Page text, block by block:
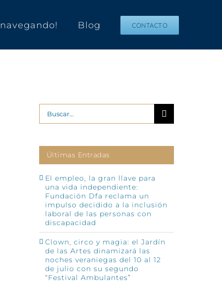
navegando! Blog CONTACTO
Buscar:
Últimas Entradas
El empleo, la gran llave para
una vida independiente:
Fundación Dfa reclama un
impulso decidido a la inclusión
laboral de las personas con
discapacidad
Clown, circo y magia: el Jardín
de las Artes dinamizará las
noches veraniegas del 10 al 12
de julio con su segundo
“Festival Ambulantes”